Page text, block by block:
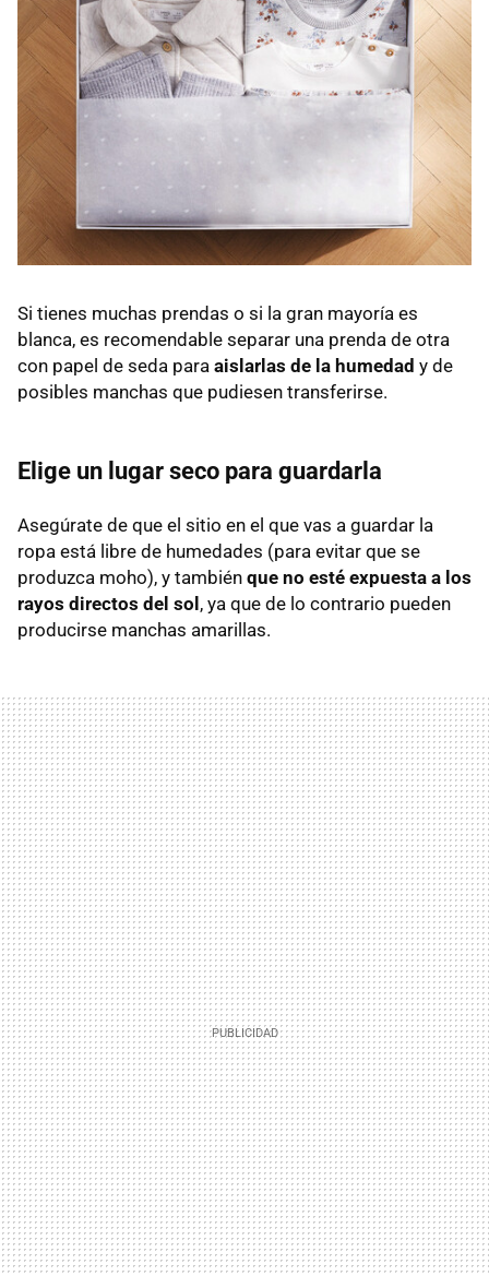
Si tienes muchas prendas o si la gran mayoría es
blanca, es recomendable separar una prenda de otra
con papel de seda para aislarlas de la humedad y de
posibles manchas que pudiesen transferirse.
Elige un lugar seco para guardarla
Asegúrate de que el sitio en el que vas a guardar la
ropa está libre de humedades (para evitar que se
produzca moho), y también que no esté expuesta a los
rayos directos del sol, ya que de lo contrario pueden
producirse manchas amarillas.